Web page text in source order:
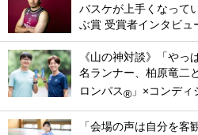
バスケが上手くなって
ぶ賞 受賞者インタビュ
《山の神対談》「やっ
名ランナー、柏原竜二
ロンパス® 」×コンデ
「会場の声は自分を客